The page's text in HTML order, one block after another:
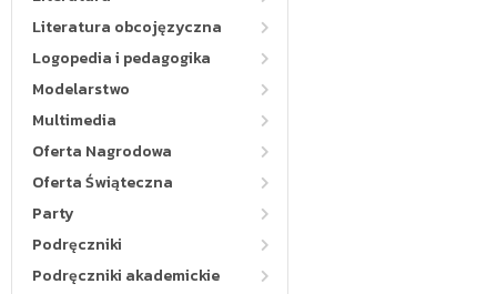
Literatura obcojęzyczna
Logopedia i pedagogika
Modelarstwo
Multimedia
Oferta Nagrodowa
Oferta Świąteczna
Party
Podręczniki
Podręczniki akademickie